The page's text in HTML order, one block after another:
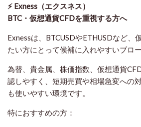
⚡ Exness（エクスネス）
BTC・仮想通貨CFDを重視する方へ
Exnessは、BTCUSDやETHUSDなど、
たい方にとって候補に入れやすいブロー
為替、貴金属、株価指数、仮想通貨
認しやすく、短期売買や相場急変への
も使いやすい環境です。
特におすすめの方：